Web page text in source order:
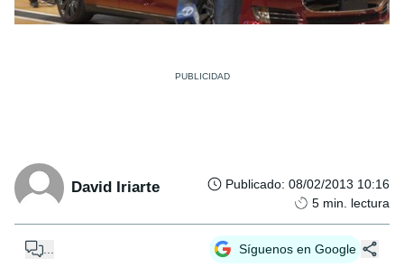
David Iriarte Publicado: 08/02/2013 10:16
5 min. lectura
Síguenos en Google